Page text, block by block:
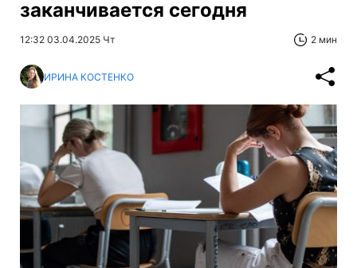
заканчивается сегодня
12:32 03.04.2025 Чт 2 мин
ИРИНА КОСТЕНКО